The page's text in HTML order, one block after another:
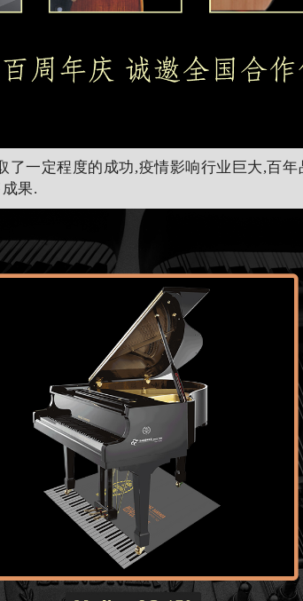
一定程度的成功,疫情影响行业巨大,百
果.